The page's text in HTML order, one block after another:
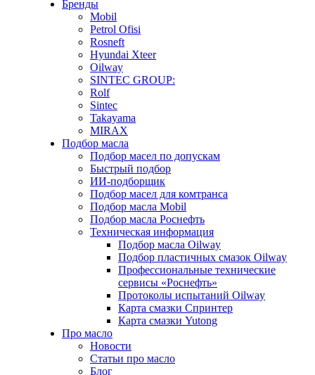
Бренды
Mobil
Petrol Ofisi
Rosneft
Hyundai Xteer
Oilway
SINTEC GROUP:
Rolf
Sintec
Takayama
MIRAX
Подбор масла
Подбор масел по допускам
Быстрый подбор
ИИ-подборщик
Подбор масел для комтранса
Подбор масла Mobil
Подбор масла Роснефть
Техническая информация
Подбор масла Oilway
Подбор пластичных смазок Oilway
Профессиональные технические
сервисы «Роснефть»
Протоколы испытаний Oilway
Карта смазки Спринтер
Карта смазки Yutong
Про масло
Новости
Статьи про масло
Блог